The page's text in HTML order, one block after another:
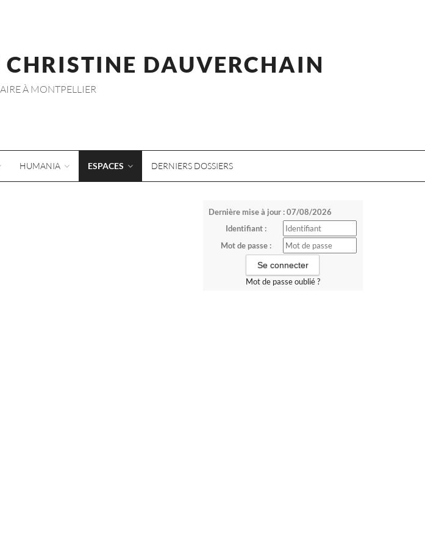
DAUVERCHAIN
À MONTPELLIER
HUMANIA ESPACES DERNIERS DOSSIERS
Dernière mise à jour : 07/08/2026
Identifiant :
Mot de passe :
Mot de passe oublié ?